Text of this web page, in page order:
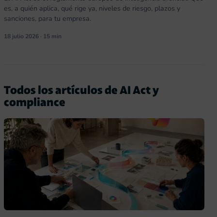
es, a quién aplica, qué rige ya, niveles de riesgo, plazos y
sanciones, para tu empresa.
18 julio 2026 · 15 min
Todos los artículos de AI Act y
compliance